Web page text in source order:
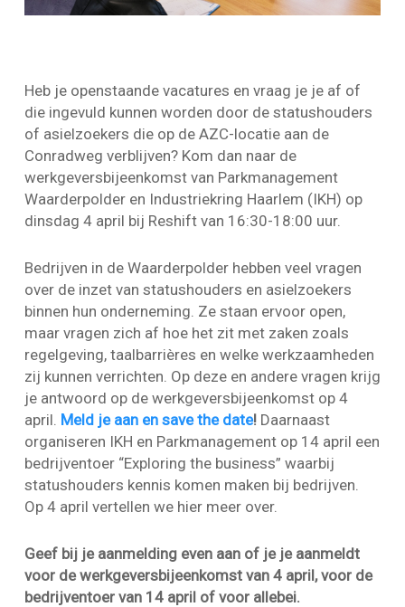
Heb je openstaande vacatures en vraag je je af of
die ingevuld kunnen worden door de statushouders
of asielzoekers die op de AZC-locatie aan de
Conradweg verblijven? Kom dan naar de
werkgeversbijeenkomst van Parkmanagement
Waarderpolder en Industriekring Haarlem (IKH) op
dinsdag 4 april bij Reshift van 16:30-18:00 uur.
Bedrijven in de Waarderpolder hebben veel vragen
over de inzet van statushouders en asielzoekers
binnen hun onderneming. Ze staan ervoor open,
maar vragen zich af hoe het zit met zaken zoals
regelgeving, taalbarrières en welke werkzaamheden
zij kunnen verrichten. Op deze en andere vragen krijg
je antwoord op de werkgeversbijeenkomst op 4
april. Meld je aan en save the date! Daarnaast
organiseren IKH en Parkmanagement op 14 april een
bedrijventoer “Exploring the business” waarbij
statushouders kennis komen maken bij bedrijven.
Op 4 april vertellen we hier meer over.
Geef bij je aanmelding even aan of je je aanmeldt
voor de werkgeversbijeenkomst van 4 april, voor de
bedrijventoer van 14 april of voor allebei.